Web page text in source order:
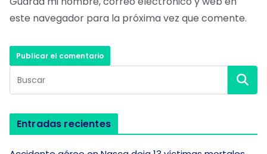
este navegador para la próxima vez que comente.
Entradas recientes